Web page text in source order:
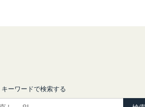
キーワードで検索する